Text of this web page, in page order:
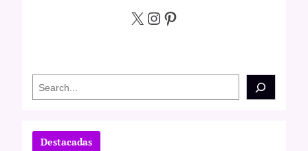
X Instagram Pinterest
c
Destacadas